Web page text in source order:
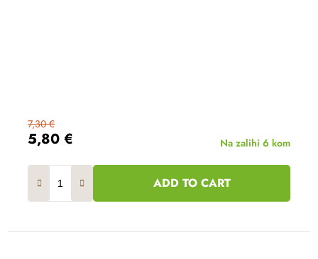
5,80 €
7,30 €
Na zalihi 6 kom
ADD TO CART